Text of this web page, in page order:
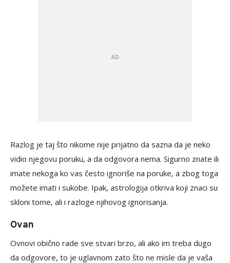
Razlog je taj što nikome nije prijatno da sazna da je neko
vidio njegovu poruku, a da odgovora nema. Sigurno znate ili
imate nekoga ko vas često ignoriše na poruke, a zbog toga
možete imati i sukobe. Ipak, astrologija otkriva koji znaci su
skloni tome, ali i razloge njihovog ignorisanja.
Ovan
Ovnovi obično rade sve stvari brzo, ali ako im treba dugo
da odgovore, to je uglavnom zato što ne misle da je vaša